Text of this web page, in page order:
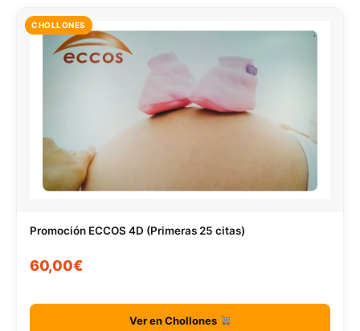
CHOLLONES
Promoción ECCOS 4D (Primeras 25 citas)
60,00€
Ver en Chollones